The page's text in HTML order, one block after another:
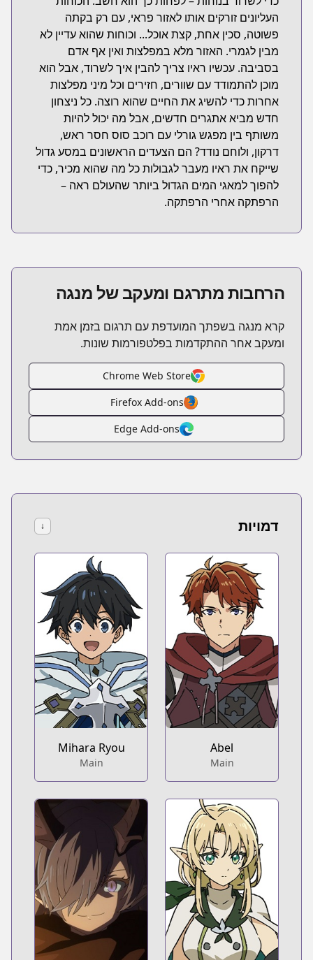
העליונים זורקים אותו לאזור פראי, עם רק בקתה
פשוטה, סכין אחת, קצת אוכל... וכוחות שהוא עדיין לא
מבין לגמרי. האזור מלא במפלצות ואין אף אדם
בסביבה. עכשיו ראיו צריך להבין איך לשרוד, אבל הוא
מוכן להתמודד עם שוורים, חזירים וכל מיני מפלצות
אחרות כדי להשיג את החיים שהוא רוצה. כל ניצחון
חדש מביא אתגרים חדשים, אבל מה יכול להיות
משותף בין מפגש גורלי עם רוכב סוס חסר ראש,
דרקון, ולוחם נודד? הם הצעדים הראשונים במסע גדול
שייקח את ראיו מעבר לגבולות כל מה שהוא מכיר, כדי
להפוך למאגי המים הגדול ביותר שהעולם ראה –
הרפתקה אחרי הרפתקה.
הרחבות מתרגם ומעקב של מנגה
קרא מנגה בשפתך המועדפת עם תרגום בזמן אמת
ומעקב אחר ההתקדמות בפלטפורמות שונות.
Chrome Web Store
Firefox Add-ons
Edge Add-ons
דמויות ↓
Abel
Main
Mihara Ryou
Main